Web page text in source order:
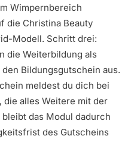
Wimpernbereich
die Christina Beauty
Modell. Schritt drei:
die Weiterbildung als
Bildungsgutschein aus.
meldest du dich bei
die alles Weitere mit der
das Modul dadurch
des Gutscheins